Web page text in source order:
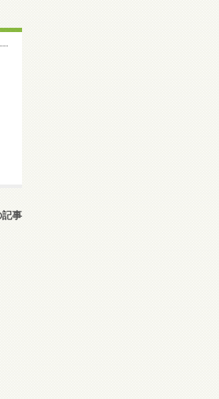
記事